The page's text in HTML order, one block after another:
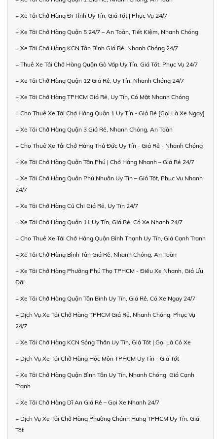
+ Xe Tải Chở Hàng Đi Tỉnh Uy Tín, Giá Tốt | Phục Vụ 24/7
+ Xe Tải Chở Hàng Quận 5 24/7 – An Toàn, Tiết Kiệm, Nhanh Chóng
+ Xe Tải Chở Hàng KCN Tân Bình Giá Rẻ, Nhanh Chóng 24/7
+ Thuê Xe Tải Chở Hàng Quận Gò Vấp Uy Tín, Giá Tốt, Phục Vụ 24/7
+ Xe Tải Chở Hàng Quận 12 Giá Rẻ, Uy Tín, Nhanh Chóng 24/7
+ Xe Tải Chở Hàng TPHCM Giá Rẻ, Uy Tín, Có Mặt Nhanh Chóng
+ Cho Thuê Xe Tải Chở Hàng Quận 1 Uy Tín - Giá Rẻ [Gọi Là Xe Ngay]
+ Xe Tải Chở Hàng Quận 3 Giá Rẻ, Nhanh Chóng, An Toàn
+ Cho Thuê Xe Tải Chở Hàng Thủ Đức Uy Tín - Giá Rẻ - Nhanh Chóng
+ Xe Tải Chở Hàng Quận Tân Phú | Chở Hàng Nhanh – Giá Rẻ 24/7
+ Xe Tải Chở Hàng Quận Phú Nhuận Uy Tín – Giá Tốt, Phục Vụ Nhanh
24/7
+ Xe Tải Chở Hàng Củ Chi Giá Rẻ, Uy Tín 24/7
+ Xe Tải Chở Hàng Quận 11 Uy Tín, Giá Rẻ, Có Xe Nhanh 24/7
+ Cho Thuê Xe Tải Chở Hàng Quận Bình Thạnh Uy Tín, Giá Cạnh Tranh
+ Xe Tải Chở Hàng Bình Tân Giá Rẻ, Nhanh Chóng, An Toàn
+ Xe Tải Chở Hàng Phường Phú Thọ TPHCM - Điều Xe Nhanh, Giá Ưu
Đãi
+ Xe Tải Chở Hàng Quận Tân Bình Uy Tín, Giá Rẻ, Có Xe Ngay 24/7
+ Dịch Vụ Xe Tải Chở Hàng TPHCM Giá Rẻ, Nhanh Chóng, Phục Vụ
24/7
+ Xe Tải Chở Hàng KCN Sóng Thần Uy Tín, Giá Tốt | Gọi Là Có Xe
+ Dịch Vụ Xe Tải Chở Hàng Hóc Môn TPHCM Uy Tín - Giá Tốt
+ Xe Tải Chở Hàng Quận Bình Tân Uy Tín, Nhanh Chóng, Giá Cạnh
Tranh
+ Xe Tải Chở Hàng Dĩ An Giá Rẻ – Gọi Xe Nhanh 24/7
+ Dịch Vụ Xe Tải Chở Hàng Phường Chánh Hưng TPHCM Uy Tín, Giá
Tốt